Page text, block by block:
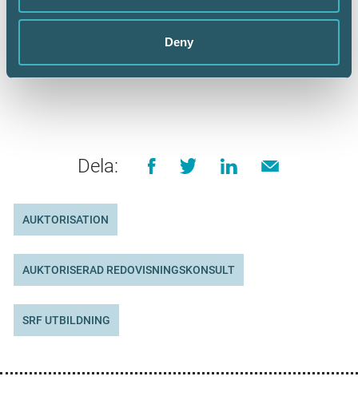
Deny
tentorna att bli digitala så det blir inga
resekostnader för dem.
Dela:
AUKTORISATION
AUKTORISERAD REDOVISNINGSKONSULT
SRF UTBILDNING